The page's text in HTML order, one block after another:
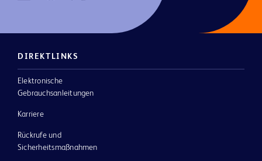
DIREKTLINKS
Elektronische
Gebrauchsanleitungen
Karriere
Rückrufe und
Sicherheitsmaßnahmen